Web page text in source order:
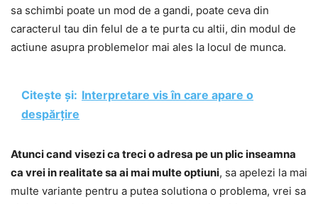
sa schimbi poate un mod de a gandi, poate ceva din
caracterul tau din felul de a te purta cu altii, din modul de
actiune asupra problemelor mai ales la locul de munca.
Citește și: Interpretare vis în care apare o
despărțire
Atunci cand visezi ca treci o adresa pe un plic inseamna
ca vrei in realitate sa ai mai multe optiuni, sa apelezi la mai
multe variante pentru a putea solutiona o problema, vrei sa